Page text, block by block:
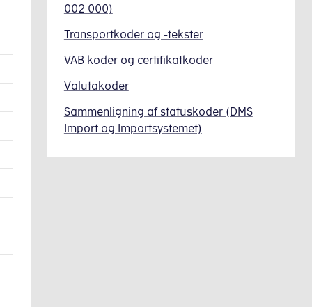
002 000)
Transportkoder og -tekster
VAB koder og certifikatkoder
Valutakoder
Sammenligning af statuskoder (DMS
Import og Importsystemet)